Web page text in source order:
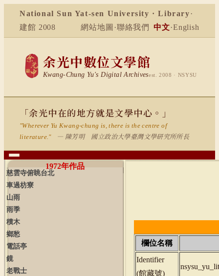
National Sun Yat-sen University · Library ·
建館 2008
網站地圖 ·聯絡我們 中文·English
余光中數位文學館
Kwang-Chung Yu's Digital Archivesest. 2008 · NSYSU
「余光中在的地方就是文學中心。」
"Wherever Yu Kwang-chung is, there is the centre of
literature."
— 陳芳明 國立政治大學臺灣文學研究所所長
1972年作品
慈雲寺俯眺台北
車過枋寮
山雨
雨季
積木
鄉愁
電話亭
鏡
老戰士
欄位名稱
Identifier
(館藏號)